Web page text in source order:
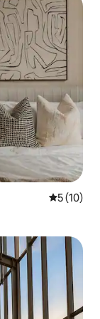
औसत रेटिंग
5 (10)